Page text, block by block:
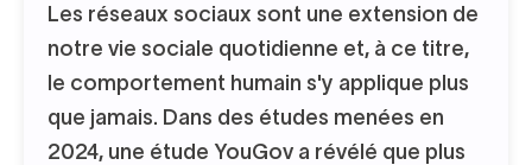
Les réseaux sociaux sont une extension de
notre vie sociale quotidienne et, à ce titre,
le comportement humain s'y applique plus
que jamais. Dans des études menées en
2024, une étude YouGov a révélé que plus